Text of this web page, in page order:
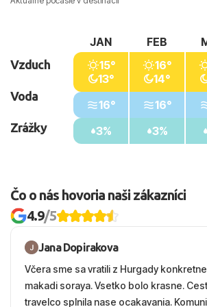
Vzduch
Voda
Zrážky
JAN
15°
13°
16°
3%
FEB
16°
14°
16°
3%
Čo o nás hovoria naši zákazníci
4.9/5
Jana Dopirakova
Včera sme sa vratili z Hurgady
makadi soraya. Vsetko bolo krasne.
travelco splnila nase ocakavania.